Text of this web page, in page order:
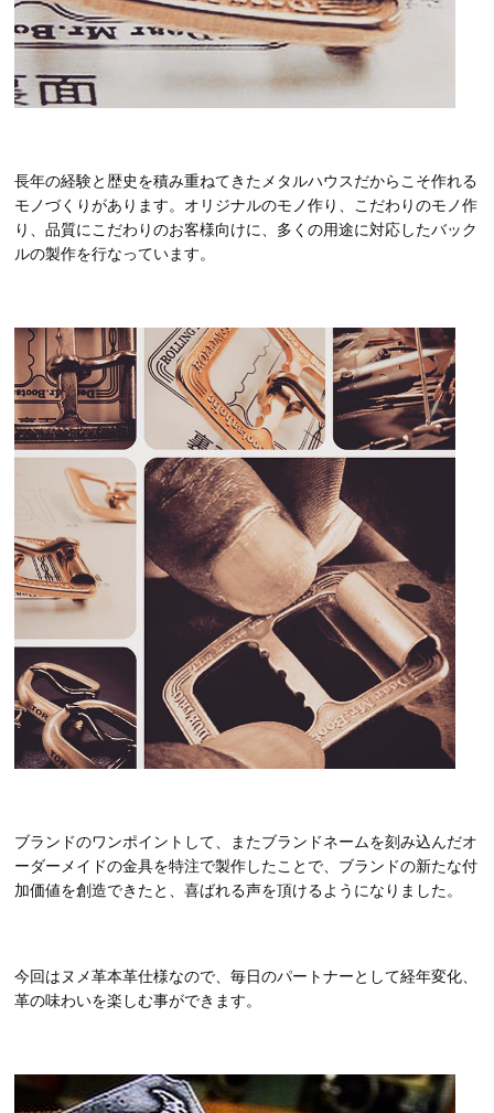
長年の経験と歴史を積み重ねてきたメタルハウスだからこそ作れる
モノづくりがあります。オリジナルのモノ作り、こだわりのモノ作
り、品質にこだわりのお客様向けに、多くの用途に対応したバック
ルの製作を行なっています。
ブランドのワンポイントして、またブランドネームを刻み込んだオ
ーダーメイドの金具を特注で製作したことで、ブランドの新たな付
加価値を創造できたと、喜ばれる声を頂けるようになりました。
今回はヌメ革本革仕様なので、毎日のパートナーとして経年変化、
革の味わいを楽しむ事ができます。